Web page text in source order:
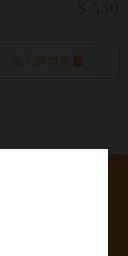
加入詢問單